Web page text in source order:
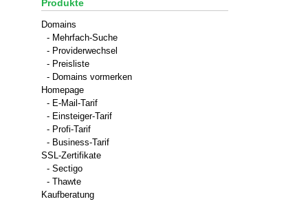
Produkte
Domains
- Mehrfach-Suche
- Providerwechsel
- Preisliste
- Domains vormerken
Homepage
- E-Mail-Tarif
- Einsteiger-Tarif
- Profi-Tarif
- Business-Tarif
SSL-Zertifikate
- Sectigo
- Thawte
Kaufberatung